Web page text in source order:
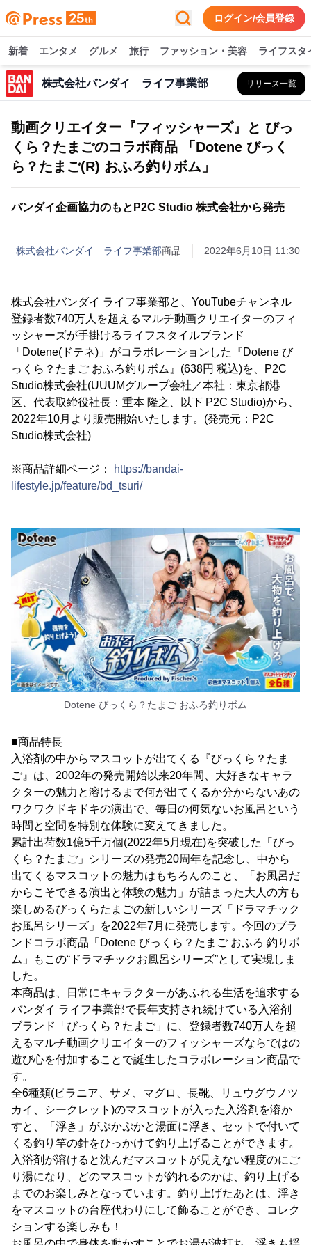
ログイン/会員登録
新着 エンタメ グルメ 旅行 ファッション・美容 ライフスタ
株式会社バンダイ ライフ事業部 リリース一覧
動画クリエイター『フィッシャーズ』と びっ
くら？たまごのコラボ商品 「Dotene びっく
ら？たまご(R) おふろ釣りボム」
バンダイ企画協力のもとP2C Studio 株式会社から発売
株式会社バンダイ ライフ事業部商品 2022年6月10日 11:30
株式会社バンダイ ライフ事業部と、YouTubeチャンネル
登録者数740万人を超えるマルチ動画クリエイターのフィ
ッシャーズが手掛けるライフスタイルブランド
「Dotene(ドテネ)」がコラボレーションした『Dotene び
っくら？たまご おふろ釣りボム』(638円 税込)を、P2C
Studio株式会社(UUUMグループ会社／本社：東京都港
区、代表取締役社長：重本 隆之、以下 P2C Studio)から、
2022年10月より販売開始いたします。(発売元：P2C
Studio株式会社)
※商品詳細ページ：
https://bandai-
lifestyle.jp/feature/bd_tsuri/
Dotene びっくら？たまご おふろ釣りボム
■商品特長
入浴剤の中からマスコットが出てくる『びっくら？たま
ご』は、2002年の発売開始以来20年間、大好きなキャラ
クターの魅力と溶けるまで何が出てくるか分からないあの
ワクワクドキドキの演出で、毎日の何気ないお風呂という
時間と空間を特別な体験に変えてきました。
累計出荷数1億5千万個(2022年5月現在)を突破した「びっ
くら？たまご」シリーズの発売20周年を記念し、中から
出てくるマスコットの魅力はもちろんのこと、「お風呂だ
からこそできる演出と体験の魅力」が詰まった大人の方も
楽しめるびっくらたまごの新しいシリーズ「ドラマチック
お風呂シリーズ」を2022年7月に発売します。今回のブラ
ンドコラボ商品「Dotene びっくら？たまご おふろ 釣りボ
ム」もこの“ドラマチックお風呂シリーズ”として実現しま
した。
本商品は、日常にキャラクターがあふれる生活を追求する
バンダイ ライフ事業部で長年支持され続けている入浴剤
ブランド「びっくら？たまご」に、登録者数740万人を超
えるマルチ動画クリエイターのフィッシャーズならではの
遊び心を付加することで誕生したコラボレーション商品で
す。
全6種類(ピラニア、サメ、マグロ、長靴、リュウグウノツ
カイ、シークレット)のマスコットが入った入浴剤を溶か
すと、「浮き」がぷかぷかと湯面に浮き、セットで付いて
くる釣り竿の針をひっかけて釣り上げることができます。
入浴剤が溶けると沈んだマスコットが見えない程度のにご
り湯になり、どのマスコットが釣れるのかは、釣り上げる
までのお楽しみとなっています。釣り上げたあとは、浮き
をマスコットの台座代わりにして飾ることができ、コレク
ションする楽しみも！